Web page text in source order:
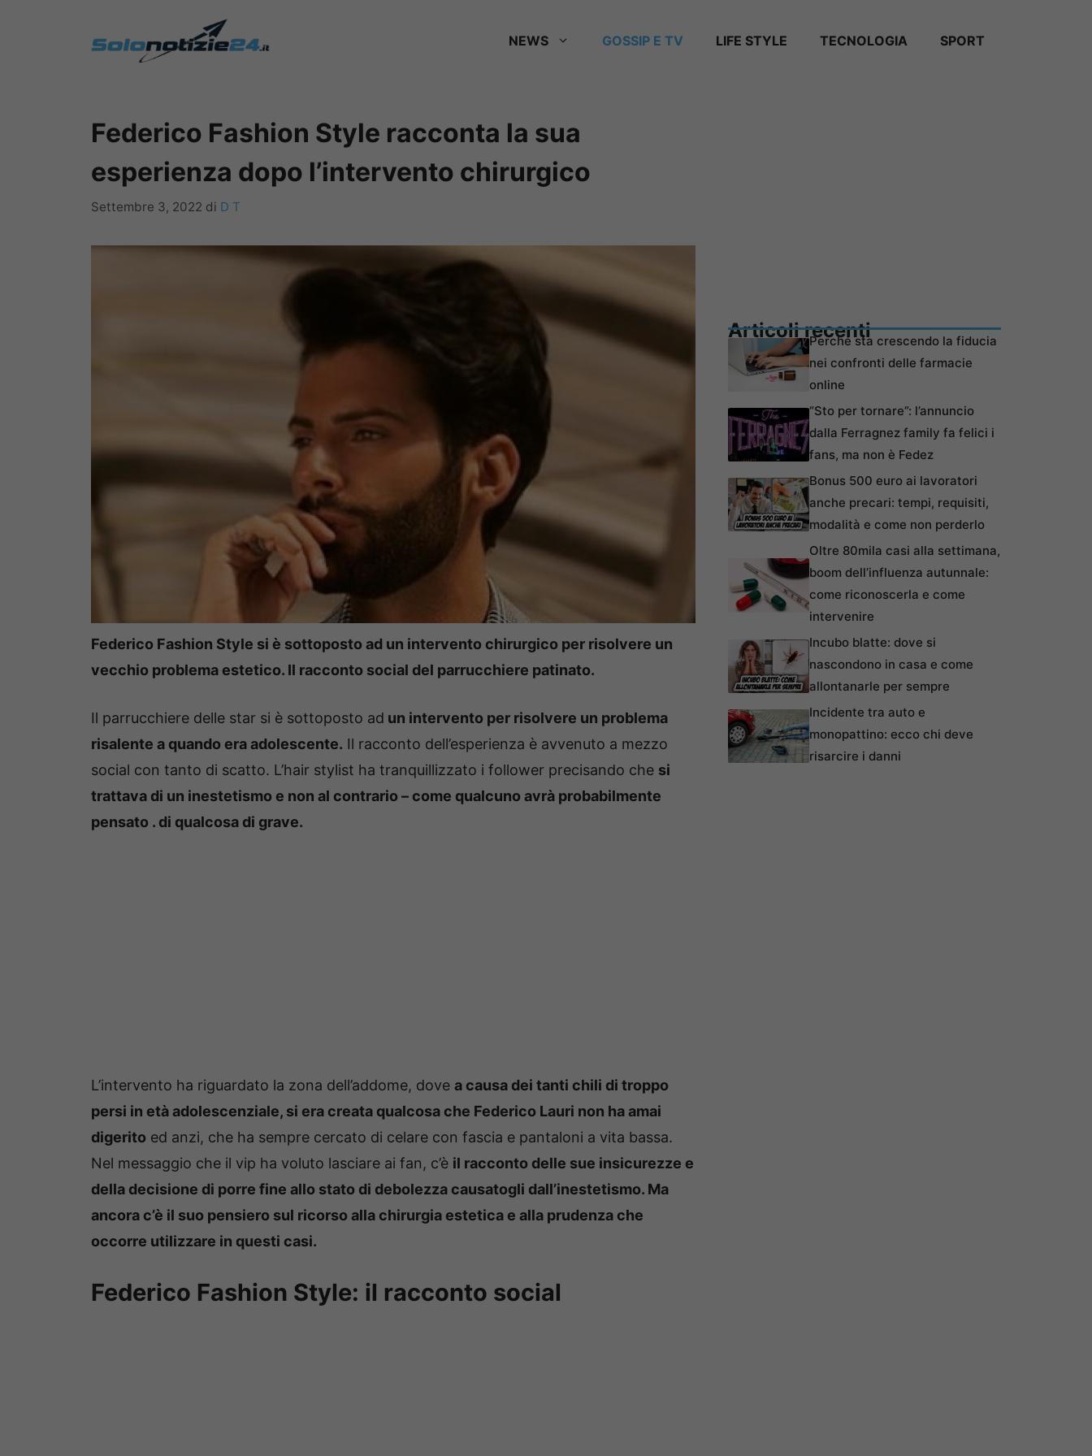
NEWS GOSSIP E TV LIFE STYLE TECNOLOGIA SPORT
Federico Fashion Style racconta la sua
esperienza dopo l’intervento chirurgico
Settembre 3, 2022 di D T
Federico Fashion Style si è sottoposto ad un intervento chirurgico per risolvere un
vecchio problema estetico. Il racconto social del parrucchiere patinato.
Il parrucchiere delle star si è sottoposto ad un intervento per risolvere un problema
risalente a quando era adolescente. Il racconto dell’esperienza è avvenuto a mezzo
social con tanto di scatto. L’hair stylist ha tranquillizzato i follower precisando che si
trattava di un inestetismo e non al contrario – come qualcuno avrà probabilmente
pensato . di qualcosa di grave.
L’intervento ha riguardato la zona dell’addome, dove a causa dei tanti chili di troppo
persi in età adolescenziale, si era creata qualcosa che Federico Lauri non ha amai
digerito ed anzi, che ha sempre cercato di celare con fascia e pantaloni a vita bassa.
Nel messaggio che il vip ha voluto lasciare ai fan, c’è il racconto delle sue insicurezze e
della decisione di porre fine allo stato di debolezza causatogli dall’inestetismo. Ma
ancora c’è il suo pensiero sul ricorso alla chirurgia estetica e alla prudenza che
occorre utilizzare in questi casi.
Federico Fashion Style: il racconto social
Articoli recentiPerché sta crescendo la fiducia
nei confronti delle farmacie
online
“Sto per tornare”: l’annuncio
dalla Ferragnez family fa felici i
fans, ma non è Fedez
Bonus 500 euro ai lavoratori
anche precari: tempi, requisiti,
modalità e come non perderlo
Oltre 80mila casi alla settimana,
boom dell’influenza autunnale:
come riconoscerla e come
intervenire
Incubo blatte: dove si
nascondono in casa e come
allontanarle per sempre
Incidente tra auto e
monopattino: ecco chi deve
risarcire i danni